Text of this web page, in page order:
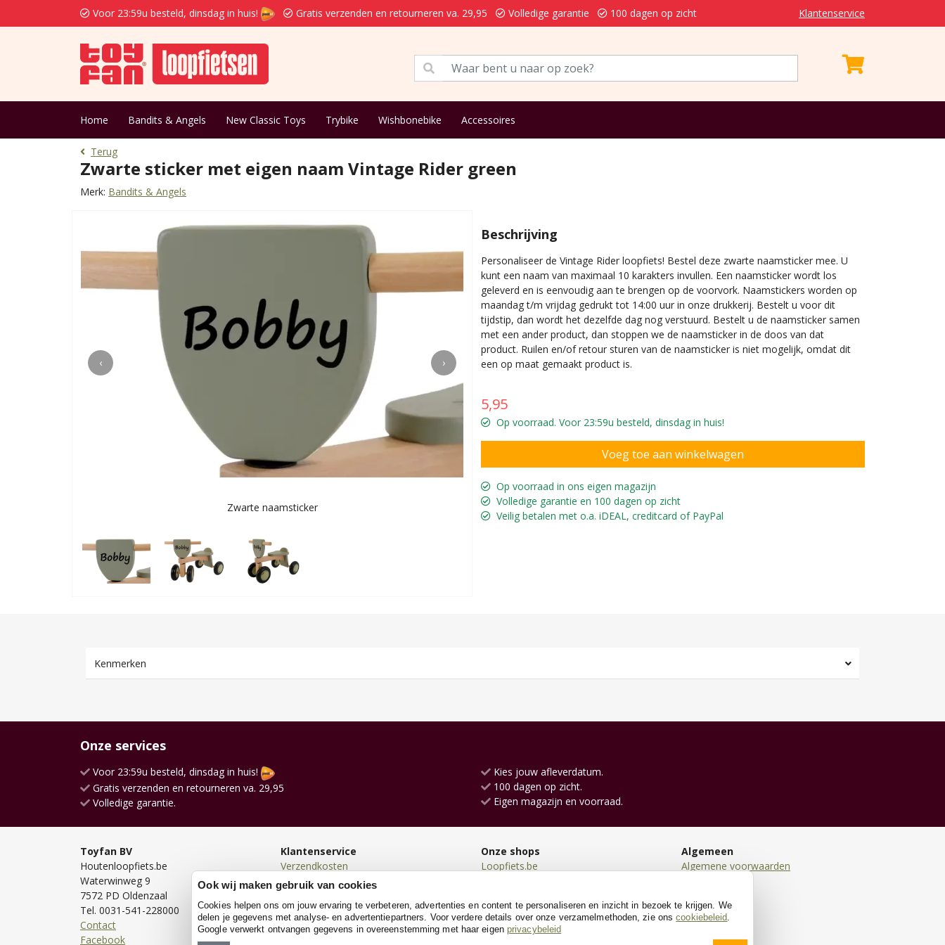
Voor 23:59u besteld, dinsdag in huis! Gratis verzenden en retourneren va. 29,95 Volledige garantie 100 dagen op zicht Klantenservice
Home Bandits & Angels New Classic Toys Trybike Wishbonebike Accessoires
Terug
Zwarte sticker met eigen naam Vintage Rider green
Merk: Bandits & Angels
‹ ›
Zwarte naamsticker Voor de Vintage Rider loopfiets
Beschrijving
Personaliseer de Vintage Rider loopfiets! Bestel deze zwarte naamsticker mee. U
kunt een naam van maximaal 10 karakters invullen. Een naamsticker wordt los
geleverd en is eenvoudig aan te brengen op de voorvork. Naamstickers worden op
maandag t/m vrijdag gedrukt tot 14:00 uur in onze drukkerij. Bestelt u voor dit
tijdstip, dan wordt het dezelfde dag nog verstuurd. Bestelt u de naamsticker samen
met een ander product, dan stoppen we de naamsticker in de doos van dat
product. Ruilen en/of retour sturen van de naamsticker is niet mogelijk, omdat dit
een op maat gemaakt product is.
5,95
Op voorraad. Voor 23:59u besteld, dinsdag in huis!
Op voorraad in ons eigen magazijn
Volledige garantie en 100 dagen op zicht
Veilig betalen met o.a. iDEAL, creditcard of PayPal
Kenmerken
Onze services
Voor 23:59u besteld, dinsdag in huis!
Gratis verzenden en retourneren va. 29,95
Volledige garantie.
Kies jouw afleverdatum.
100 dagen op zicht.
Eigen magazijn en voorraad.
Toyfan BV
Houtenloopfiets.be
Waterwinweg 9
7572 PD Oldenzaal
Tel. 0031-541-228000
Contact
Facebook
Klantenservice
Verzendkosten
Bezorgen
Betalen
Retourneren
Onze shops
Loopfiets.be
Houtentrein.be
Kinderkeukens.be
Algemeen
Algemene voorwaarden
Cookies
Ook wij maken gebruik van cookies
Cookies helpen ons om jouw ervaring te verbeteren, advertenties en content te personaliseren en inzicht in bezoek te krijgen. We
delen je gegevens met analyse- en advertentiepartners. Voor verdere details over onze verzamelmethoden, zie onscookiebeleid
Google verwerkt ontvangen gegevens in overeenstemming met haar eigen privacybeleid